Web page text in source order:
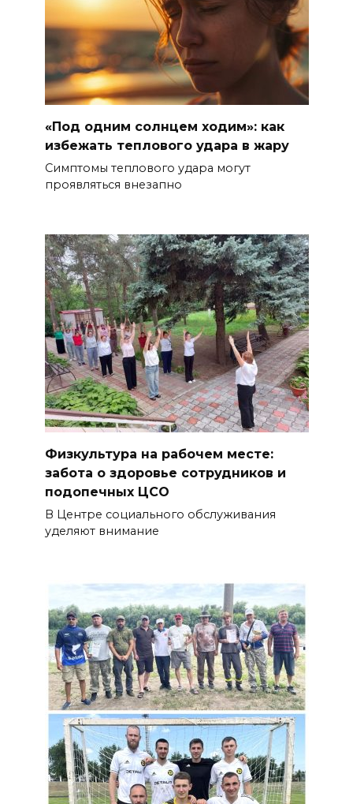
«Под одним солнцем ходим»: как
избежать теплового удара в жару
Симптомы теплового удара могут
проявляться внезапно
Физкультура на рабочем месте:
забота о здоровье сотрудников и
подопечных ЦСО
В Центре социального обслуживания
уделяют внимание